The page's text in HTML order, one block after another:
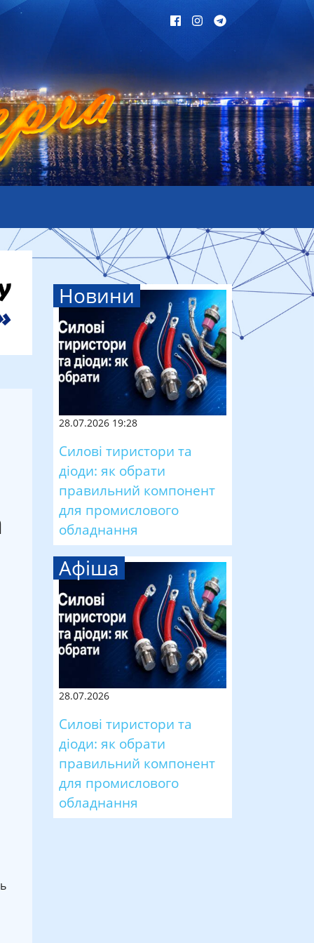
Новини
28.07.2026 19:28
Силові тиристори та
діоди: як обрати
правильний компонент
для промислового
обладнання
Афіша
28.07.2026
Силові тиристори та
діоди: як обрати
правильний компонент
для промислового
обладнання